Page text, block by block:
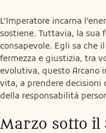
L’Imperatore incarna
sostiene. Tuttavia, la sua
consapevole. Egli sa che
fermezza e giustizia, tra
evolutiva, questo Arcano
vita, a prendere decisioni
della responsabilità
Marzo sotto il